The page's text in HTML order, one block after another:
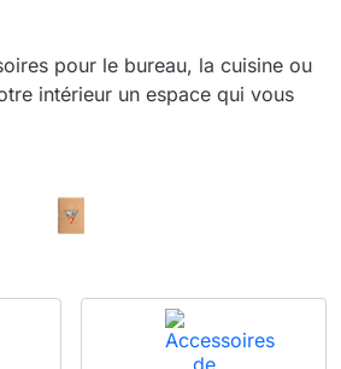
pour le bureau, la cuisine ou
intérieur un espace qui vous